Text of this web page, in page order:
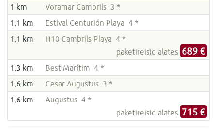
1 km
Voramar Cambrils 3 *
1,1 km
Estival Centurión Playa 4 *
1,1 km
H10 Cambrils Playa 4 *
paketireisid alates 689 €
1,3 km
Best Marítim 4 *
1,6 km
Cesar Augustus 3 *
1,6 km
Augustus 4 *
paketireisid alates 715 €